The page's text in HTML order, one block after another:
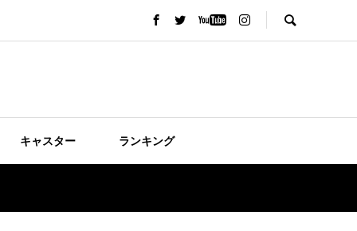
キャスター ランキング